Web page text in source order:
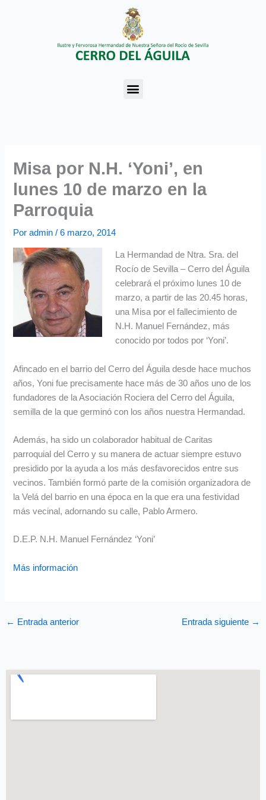
Menu
Misa por N.H. ‘Yoni’, en
lunes 10 de marzo en la
Parroquia
Poradmin/6 marzo, 2014
La Hermandad de Ntra. Sra. del
Rocío de Sevilla – Cerro del Águila
celebrará el próximo lunes 10 de
marzo, a partir de las 20.45 horas,
una Misa por el fallecimiento de
N.H. Manuel Fernández, más
conocido por todos por ‘Yoni’.
Afincado en el barrio del Cerro del Águila desde hace muchos
años, Yoni fue precisamente hace más de 30 años uno de los
fundadores de la Asociación Rociera del Cerro del Águila,
semilla de la que germinó con los años nuestra Hermandad.
Además, ha sido un colaborador habitual de Caritas
parroquial del Cerro y su manera de actuar siempre estuvo
presidido por la ayuda a los más desfavorecidos entre sus
vecinos. También formó parte de la comisión organizadora de
la Velá del barrio en una época en la que era una festividad
más vecinal, adornando su calle, Pablo Armero.
D.E.P. N.H. Manuel Fernández ‘Yoni’
Más información
← Entrada anterior Entrada siguiente →